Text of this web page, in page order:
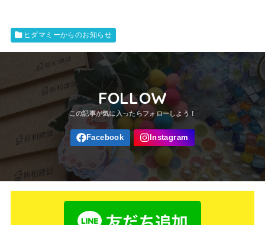
ヒダマミーからのお知らせ
FOLLOW